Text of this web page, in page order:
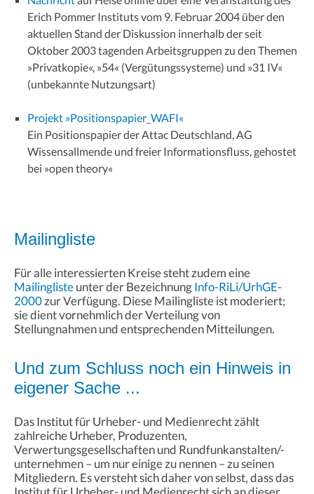
Erich Pommer Instituts vom 9. Februar 2004 über den
aktuellen Stand der Diskussion innerhalb der seit
Oktober 2003 tagenden Arbeitsgruppen zu den Themen
»Privatkopie«, »54« (Vergütungssysteme) und »31 IV«
(unbekannte Nutzungsart)
Projekt »Positionspapier_WAFI«
Ein Positionspapier der Attac Deutschland, AG
Wissensallmende und freier Informationsfluss, gehostet
bei »open theory«
Mailingliste
Für alle interessierten Kreise steht zudem eine
Mailinglisteunter der BezeichnungInfo-RiLi/UrhGE-
2000zur Verfügung. Diese Mailingliste ist moderiert;
sie dient vornehmlich der Verteilung von
Stellungnahmen und entsprechenden Mitteilungen.
Und zum Schluss noch ein Hinweis in
eigener Sache ...
Das Institut für Urheber- und Medienrecht zählt
zahlreiche Urheber, Produzenten,
Verwertungsgesellschaften und Rundfunkanstalten/-
unternehmen – um nur einige zu nennen – zu seinen
Mitgliedern. Es versteht sich daher von selbst, dass das